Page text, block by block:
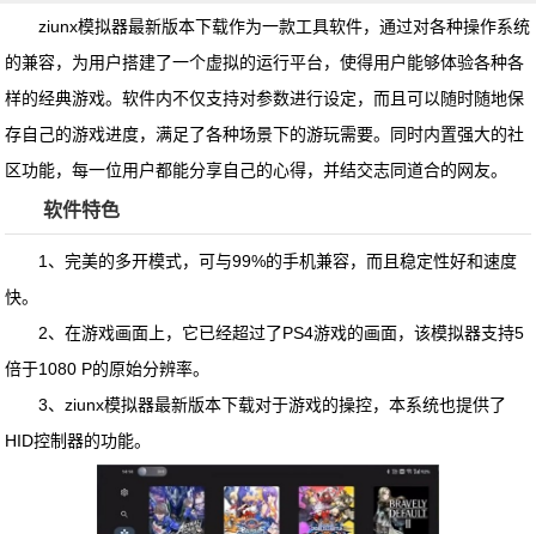
ziunx模拟器最新版本下载作为一款工具软件，通过对各种操作系统
的兼容，为用户搭建了一个虚拟的运行平台，使得用户能够体验各种各
样的经典游戏。软件内不仅支持对参数进行设定，而且可以随时随地保
存自己的游戏进度，满足了各种场景下的游玩需要。同时内置强大的社
区功能，每一位用户都能分享自己的心得，并结交志同道合的网友。
软件特色
1、完美的多开模式，可与99%的手机兼容，而且稳定性好和速度
快。
2、在游戏画面上，它已经超过了PS4游戏的画面，该模拟器支持5
倍于1080 P的原始分辨率。
3、ziunx模拟器最新版本下载对于游戏的操控，本系统也提供了
HID控制器的功能。